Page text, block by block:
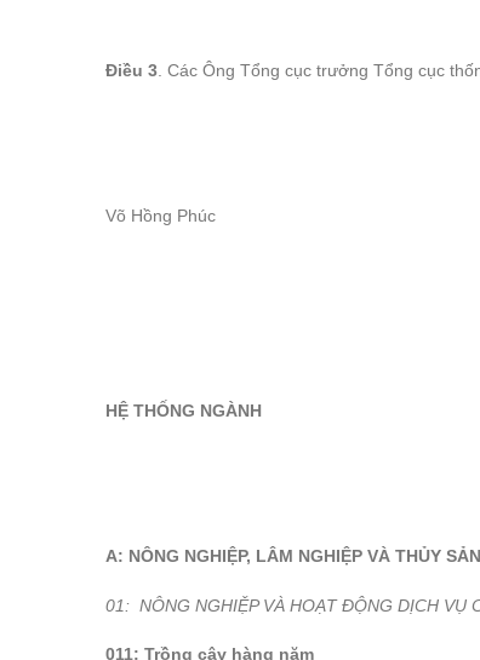
Điều 3 . Các Ông Tổng cục trưởng Tổng cục
Võ Hồng Phúc
HỆ THỐNG NGÀNH
A: NÔNG NGHIỆP, LÂM NGHIỆP VÀ THỦY SẢN
01: NÔNG NGHIỆP VÀ HOẠT ĐỘNG DỊCH VỤ
011: Trồng cây hàng năm